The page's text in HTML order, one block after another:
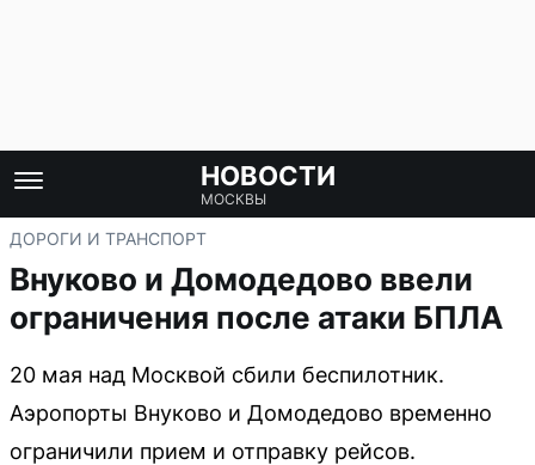
НОВОСТИ
МОСКВЫ
ДОРОГИ И ТРАНСПОРТ
Внуково и Домодедово ввели
ограничения после атаки БПЛА
20 мая над Москвой сбили беспилотник.
Аэропорты Внуково и Домодедово временно
ограничили прием и отправку рейсов.